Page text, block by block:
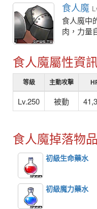
食人魔
食人魔中
肉，力量
食人魔屬性資
等級 主動攻擊
Lv.250 被動
食人魔掉落物品
初級生命藥水
初級魔力藥水